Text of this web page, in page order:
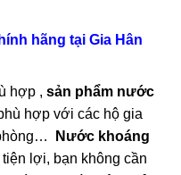
hãng tại Gia Hân
hợp , sản phẩm nước
hợp với các hộ gia
Nước khoáng
lợi, bạn không cần